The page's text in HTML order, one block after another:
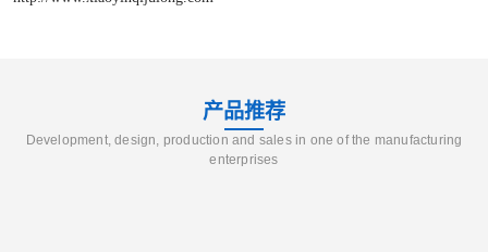
产品推荐
Development, design, production and sales in one of the manufacturing
enterprises